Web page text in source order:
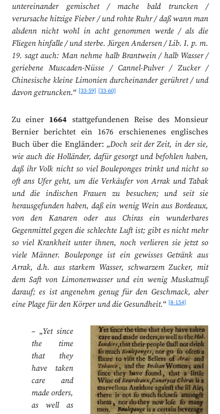
untereinander gemischet / mache bald truncken /
verursache hitzige Fieber / und rohte Ruhr / daß wann man
alsdenn nicht wohl in acht genommen werde / als die
Fliegen hinfalle / und sterbe. Jürgen Andersen / Lib. I. p. m.
19. sagt auch: Man nehme halb Brantwein / halb Wasser /
geriebene Muscaden-Nüsse / Cannel-Pulver / Zucker /
Chinesische kleine Limonien durcheinander gerühret / und
davon getruncken.“[33-59] [33-60]
Zu einer 1664 stattgefundenen Reise des Monsieur
Bernier berichtet ein 1676 erschienenes englisches
Buch über die Engländer: „Doch seit der Zeit, in der sie,
wie auch die Holländer, dafür gesorgt und befohlen haben,
daß ihr Volk nicht so viel Bouleponges trinkt und nicht so
oft ans Ufer geht, um die Verkäufer von Arrak und Tabak
und die indischen Frauen zu besuchen; und seit sie
herausgefunden haben, daß ein wenig Wein aus Bordeaux,
von den Kanaren oder aus Chiras ein wunderbares
Gegenmittel gegen die schlechte Luft ist; gibt es nicht mehr
so viel Krankheit unter ihnen, noch verlieren sie jetzt so
viele Männer. Bouleponge ist ein gewisses Getränk aus
Arrak, d.h. aus starkem Wasser, schwarzem Zucker, mit
dem Saft von Limonenwasser und ein wenig Muskatnuß
darauf; es ist angenehm genug für den Geschmack, aber
eine Plage für den Körper und die Gesundheit.“[8-154]
– „Yet since
the time
that they
have taken
care and
made orders,
as well as